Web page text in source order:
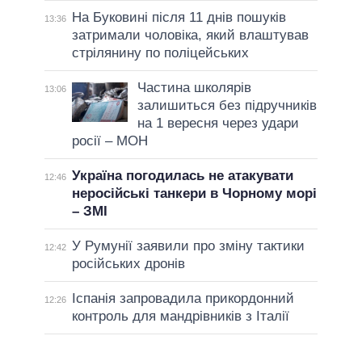
13:36
На Буковині після 11 днів пошуків
затримали чоловіка, який влаштував
стрілянину по поліцейських
13:06
Частина школярів
залишиться без підручників
на 1 вересня через удари
росії – МОН
12:46 Україна погодилась не атакувати
неросійські танкери в Чорному морі
– ЗМІ
12:42 У Румунії заявили про зміну тактики
російських дронів
12:26
Іспанія запровадила прикордонний
контроль для мандрівників з Італії